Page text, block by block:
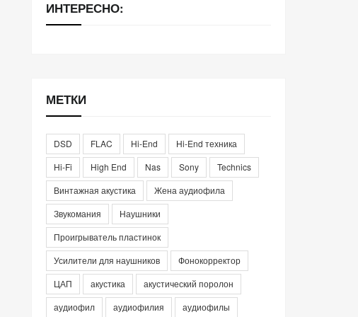
ИНТЕРЕСНО:
МЕТКИ
DSD FLAC Hi-End
Hi-End техника
Hi-Fi
High End Nas Sony
Technics
Винтажная акустика
Жена аудиофила
Звукомания
Наушники
Проигрыватель пластинок
Усилители для наушников
Фонокорректор
ЦАП
акустика
акустический поролон
аудиофил
аудиофилия аудиофилы